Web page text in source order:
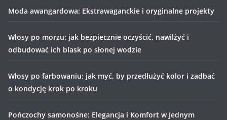
Moda awangardowa: Ekstrawaganckie i oryginalne projekty
Włosy po morzu: jak bezpiecznie oczyścić, nawilżyć i
odbudować ich blask po słonej wodzie
Włosy po farbowaniu: jak myć, by przedłużyć kolor i zadbać
o kondycję krok po kroku
Pończochy samonośne: Elegancja i Komfort w Jednym